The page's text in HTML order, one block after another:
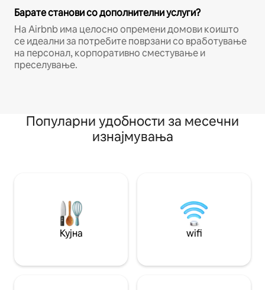
Барате станови со дополнителни услуги?
На Airbnb има целосно опремени домови коишто
се идеални за потребите поврзани со вработување
на персонал, корпоративно сместување и
преселување.
Популарни удобности за месечни
изнајмувања
Кујна wifi